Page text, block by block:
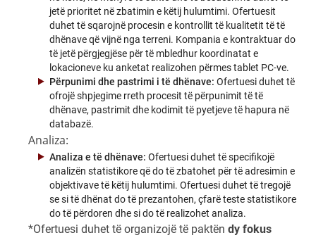
jetë prioritet në zbatimin e këtij hulumtimi. Ofertuesit
duhet të sqarojnë procesin e kontrollit të kualitetit të të
dhënave që vijnë nga terreni. Kompania e kontraktuar do
të jetë përgjegjëse për të mbledhur koordinatat e
lokacioneve ku anketat realizohen përmes tablet PC-ve.
Përpunimi dhe pastrimi i të dhënave: Ofertuesi duhet të
ofrojë shpjegime rreth procesit të përpunimit të të
dhënave, pastrimit dhe kodimit të pyetjeve të hapura në
databazë.
Analiza:
Analiza e të dhënave: Ofertuesi duhet të specifikojë
analizën statistikore që do të zbatohet për të adresimin e
objektivave të këtij hulumtimi. Ofertuesi duhet të tregojë
se si të dhënat do të prezantohen, çfarë teste statistikore
do të përdoren dhe si do të realizohet analiza.
*Ofertuesi duhet të organizojë të paktën dy fokus